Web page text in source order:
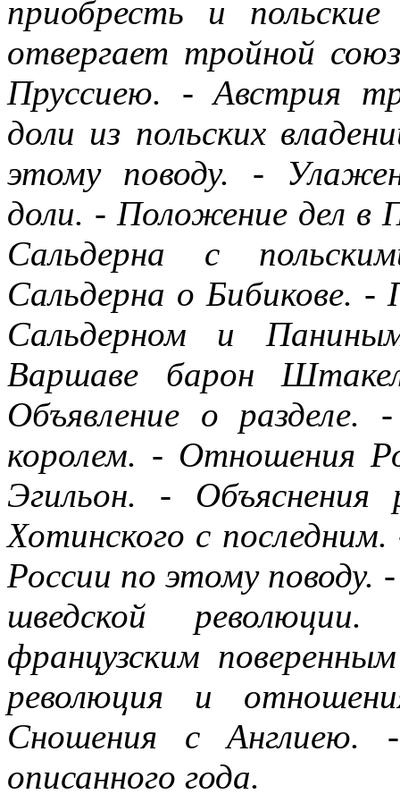
приобресть и
отвергает тройной
Пруссиею. - Австрия
доли из польских
этому поводу. -
доли. - Положение дел в
Сальдерна с
Сальдерна о Бибикове.
Сальдерном и
Варшаве барон
Объявление о разделе.
королем. - Отношения
Эгильон. - Объяснения
Хотинского с
России по этому поводу.
шведской
французским
революция и
Сношения с Англиею.
описанного года.